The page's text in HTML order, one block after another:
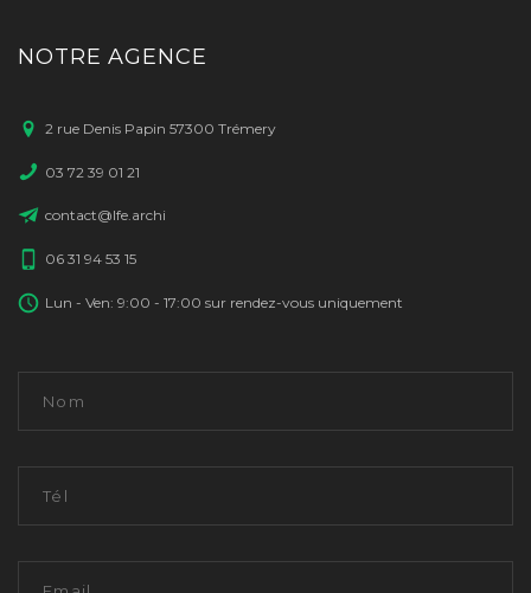
NOTRE AGENCE
2 rue Denis Papin 57300 Trémery
03 72 39 01 21
contact@lfe.archi
06 31 94 53 15
Lun - Ven: 9:00 - 17:00 sur rendez-vous uniquement